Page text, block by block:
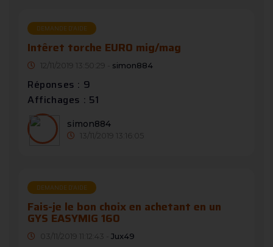
DEMANDE D’AIDE
Intêret torche EURO mig/mag
12/11/2019 13:50:29 - simon884
Réponses : 9
Affichages : 51
simon884
13/11/2019 13:16:05
DEMANDE D’AIDE
Fais-je le bon choix en achetant en un
GYS EASYMIG 160
03/11/2019 11:12:43 - Jux49